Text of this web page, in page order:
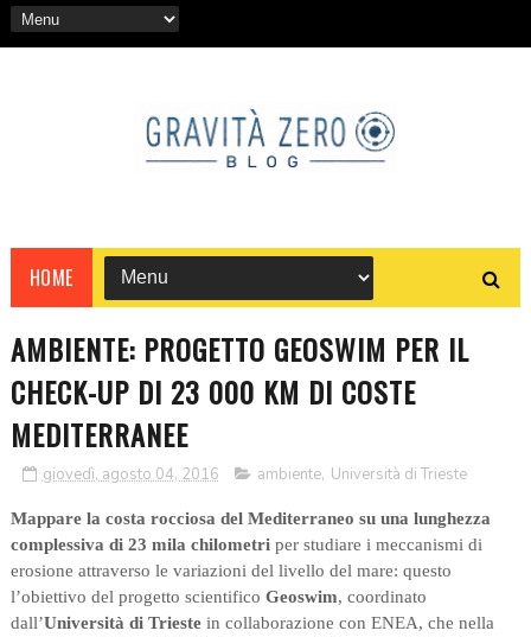
HOME
AMBIENTE: PROGETTO GEOSWIM PER IL
CHECK-UP DI 23 000 KM DI COSTE
MEDITERRANEE
giovedì, agosto 04, 2016 ambiente, Università di Trieste
Mappare la costa rocciosa del Mediterraneo su una lunghezza
complessiva di 23 mila chilometriper studiare i meccanismi di
erosione attraverso le variazioni del livello del mare: questo
l’obiettivo del progetto scientifico Geoswim, coordinato
dall’Università di Triestein collaborazione con ENEA, che nella